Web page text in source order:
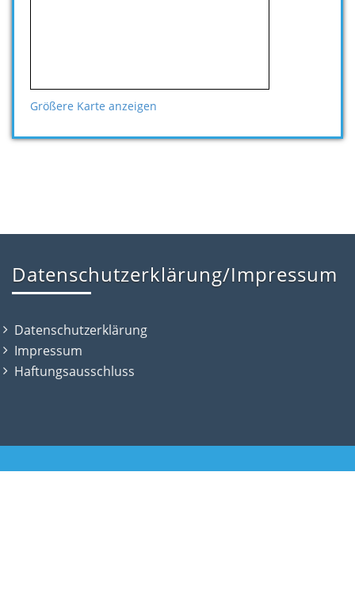
Größere Karte anzeigen
Datenschutzerklärung/Impressum
Datenschutzerklärung
Impressum
Haftungsausschluss